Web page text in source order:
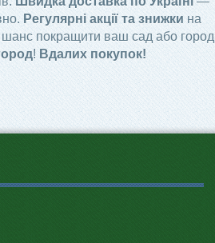
Регулярні акції та знижки на
шанс покращити ваш сад або город
! Вдалих покупок!